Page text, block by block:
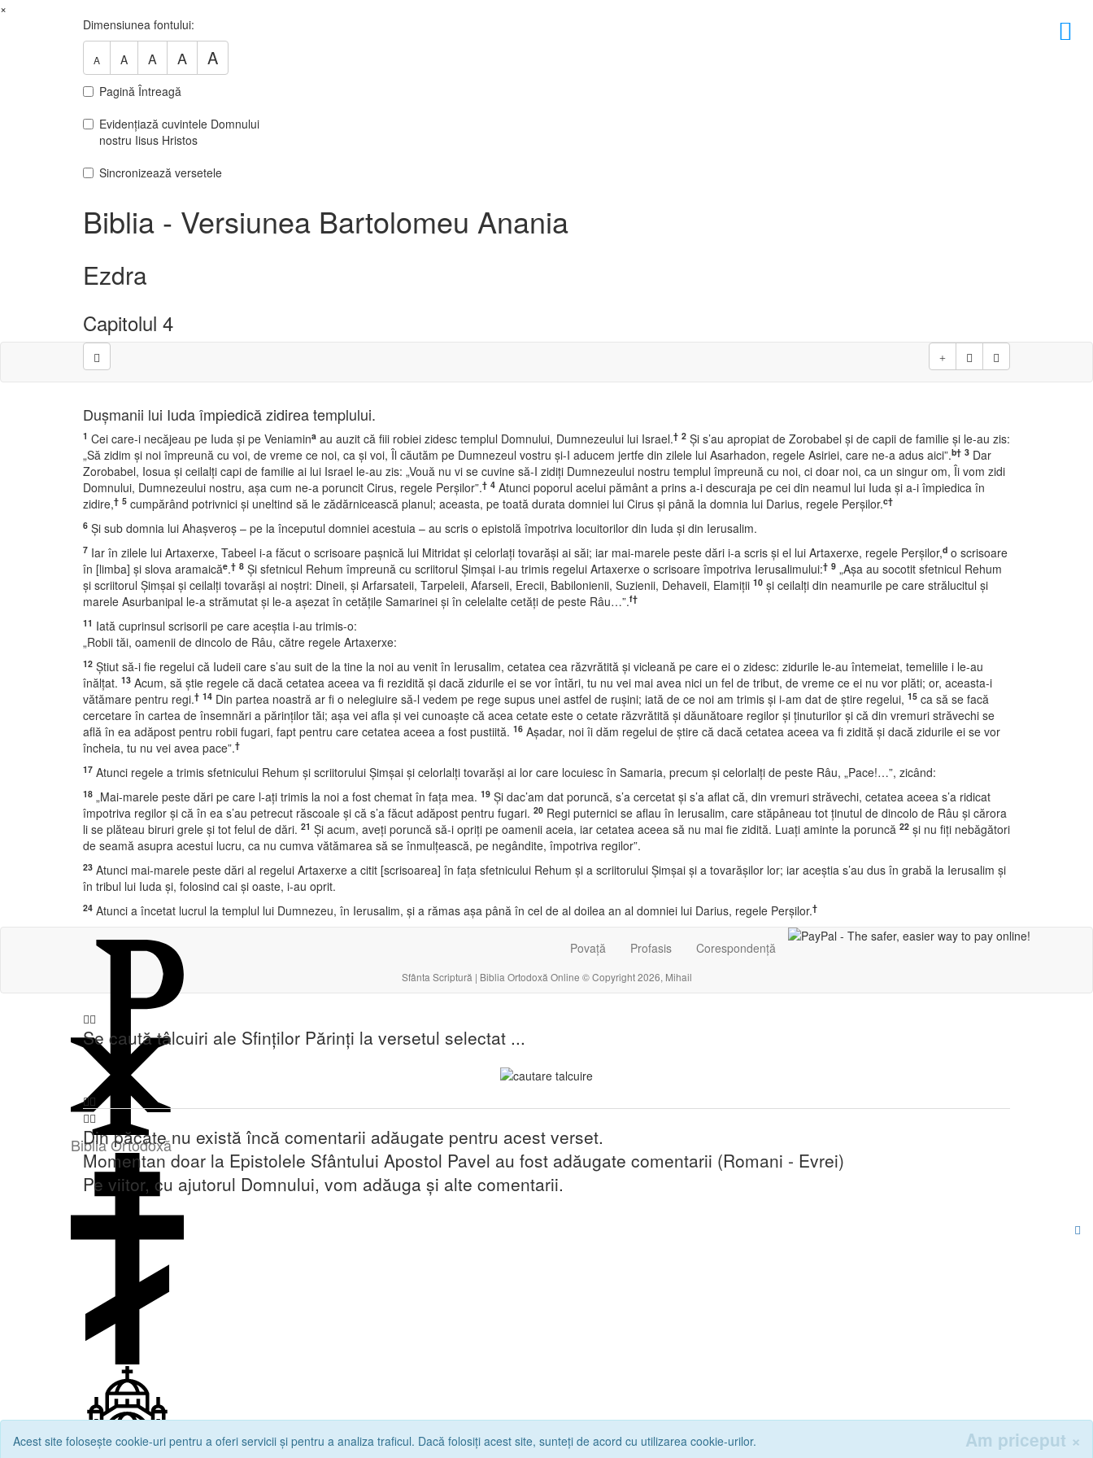
×
Dimensiunea fontului:
A A A A A
Pagină Întreagă
Evidențiază cuvintele Domnului
nostru Iisus Hristos
Sincronizează versetele
Biblia - Versiunea Bartolomeu Anania
Ezdra
Capitolul 4
Duşmanii lui Iuda împiedică zidirea templului.
1 Cei care-i necăjeau pe Iuda şi pe Veniamina au auzit că fiii robiei zidesc templul Domnului, Dumnezeului lui Israel.† 2 Şi s’au apropiat de Zorobabel şi de capii de familie şi le-au zis:
„Să zidim şi noi împreună cu voi, de vreme ce noi, ca şi voi, Îl căutăm pe Dumnezeul vostru şi-I aducem jertfe din zilele lui Asarhadon, regele Asiriei, care ne-a adus aici”.b† 3 Dar
Zorobabel, Iosua şi ceilalţi capi de familie ai lui Israel le-au zis: „Vouă nu vi se cuvine să-I zidiţi Dumnezeului nostru templul împreună cu noi, ci doar noi, ca un singur om, Îi vom zidi
Domnului, Dumnezeului nostru, aşa cum ne-a poruncit Cirus, regele Perşilor”.† 4 Atunci poporul acelui pământ a prins a-i descuraja pe cei din neamul lui Iuda şi a-i împiedica în
zidire,† 5 cumpărând potrivnici şi uneltind să le zădărnicească planul; aceasta, pe toată durata domniei lui Cirus şi până la domnia lui Darius, regele Perşilor.c†
6 Şi sub domnia lui Ahaşveroş – pe la începutul domniei acestuia – au scris o epistolă împotriva locuitorilor din Iuda şi din Ierusalim.
7 Iar în zilele lui Artaxerxe, Tabeel i-a făcut o scrisoare paşnică lui Mitridat şi celorlaţi tovarăşi ai săi; iar mai-marele peste dări i-a scris şi el lui Artaxerxe, regele Perşilor,d o scrisoare
în [limba] şi slova aramaicăe.† 8 Şi sfetnicul Rehum împreună cu scriitorul Şimşai i-au trimis regelui Artaxerxe o scrisoare împotriva Ierusalimului:† 9 „Aşa au socotit sfetnicul Rehum
şi scriitorul Şimşai şi ceilalţi tovarăşi ai noştri: Dineii, şi Arfarsateii, Tarpeleii, Afarseii, Erecii, Babilonienii, Suzienii, Dehaveii, Elamiţii 10 şi ceilalţi din neamurile pe care strălucitul şi
marele Asurbanipal le-a strămutat şi le-a aşezat în cetăţile Samarinei şi în celelalte cetăţi de peste Râu…”.f†
11 Iată cuprinsul scrisorii pe care aceştia i-au trimis-o:
„Robii tăi, oamenii de dincolo de Râu, către regele Artaxerxe:
12 Ştiut să-i fie regelui că Iudeii care s’au suit de la tine la noi au venit în Ierusalim, cetatea cea răzvrătită şi vicleană pe care ei o zidesc: zidurile le-au întemeiat, temeliile i le-au
înălţat. 13 Acum, să ştie regele că dacă cetatea aceea va fi rezidită şi dacă zidurile ei se vor întări, tu nu vei mai avea nici un fel de tribut, de vreme ce ei nu vor plăti; or, aceasta-i
vătămare pentru regi.† 14 Din partea noastră ar fi o nelegiuire să-l vedem pe rege supus unei astfel de ruşini; iată de ce noi am trimis şi i-am dat de ştire regelui, 15 ca să se facă
cercetare în cartea de însemnări a părinţilor tăi; aşa vei afla şi vei cunoaşte că acea cetate este o cetate răzvrătită şi dăunătoare regilor şi ţinuturilor şi că din vremuri străvechi se
află în ea adăpost pentru robii fugari, fapt pentru care cetatea aceea a fost pustiită. 16 Aşadar, noi îi dăm regelui de ştire că dacă cetatea aceea va fi zidită şi dacă zidurile ei se vor
încheia, tu nu vei avea pace”.†
17 Atunci regele a trimis sfetnicului Rehum şi scriitorului Şimşai şi celorlalţi tovarăşi ai lor care locuiesc în Samaria, precum şi celorlalţi de peste Râu, „Pace!…”, zicând:
18 „Mai-marele peste dări pe care l-aţi trimis la noi a fost chemat în faţa mea. 19 Şi dac’am dat poruncă, s’a cercetat şi s’a aflat că, din vremuri străvechi, cetatea aceea s’a ridicat
împotriva regilor şi că în ea s’au petrecut răscoale şi că s’a făcut adăpost pentru fugari. 20 Regi puternici se aflau în Ierusalim, care stăpâneau tot ţinutul de dincolo de Râu şi cărora
li se plăteau biruri grele şi tot felul de dări. 21 Şi acum, aveţi poruncă să-i opriţi pe oamenii aceia, iar cetatea aceea să nu mai fie zidită. Luaţi aminte la poruncă 22 şi nu fiţi nebăgători
de seamă asupra acestui lucru, ca nu cumva vătămarea să se înmulţească, pe negândite, împotriva regilor”.
23 Atunci mai-marele peste dări al regelui Artaxerxe a citit [scrisoarea] în faţa sfetnicului Rehum şi a scriitorului Şimşai şi a tovarăşilor lor; iar aceştia s’au dus în grabă la Ierusalim şi
în tribul lui Iuda şi, folosind cai şi oaste, i-au oprit.
24 Atunci a încetat lucrul la templul lui Dumnezeu, în Ierusalim, şi a rămas aşa până în cel de al doilea an al domniei lui Darius, regele Perşilor.†
Biblia Ortodoxă
Povață Profasis Corespondență
Sfânta Scriptură | Biblia Ortodoxă Online © Copyright 2026, Mihail
Am priceput ×
Acest site folosește cookie-uri pentru a oferi servicii și pentru a analiza traficul. Dacă folosiți acest site, sunteți de acord cu utilizarea cookie-urilor.
Se caută tâlcuiri ale Sfinților Părinți la versetul selectat ...
Din păcate nu există încă comentarii adăugate pentru acest verset.
Momentan doar la Epistolele Sfântului Apostol Pavel au fost adăugate comentarii (Romani - Evrei)
Pe viitor, cu ajutorul Domnului, vom adăuga și alte comentarii.